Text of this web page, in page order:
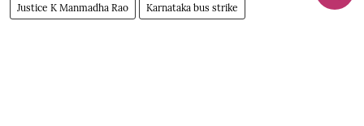
Justice K Manmadha Rao Karnataka bus strike